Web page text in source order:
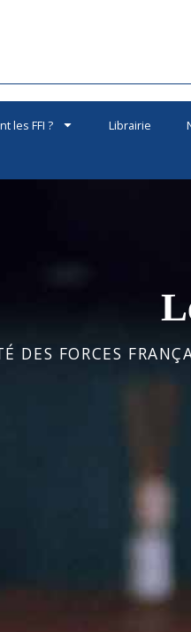
les FFI ? Librairie
DES FORCES